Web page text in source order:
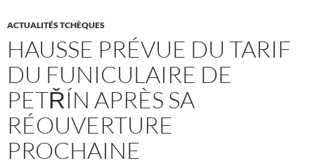
ACTUALITÉS TCHÈQUES
HAUSSE PRÉVUE DU TARIF
DU FUNICULAIRE DE
PETŘÍN APRÈS SA
RÉOUVERTURE
PROCHAINE